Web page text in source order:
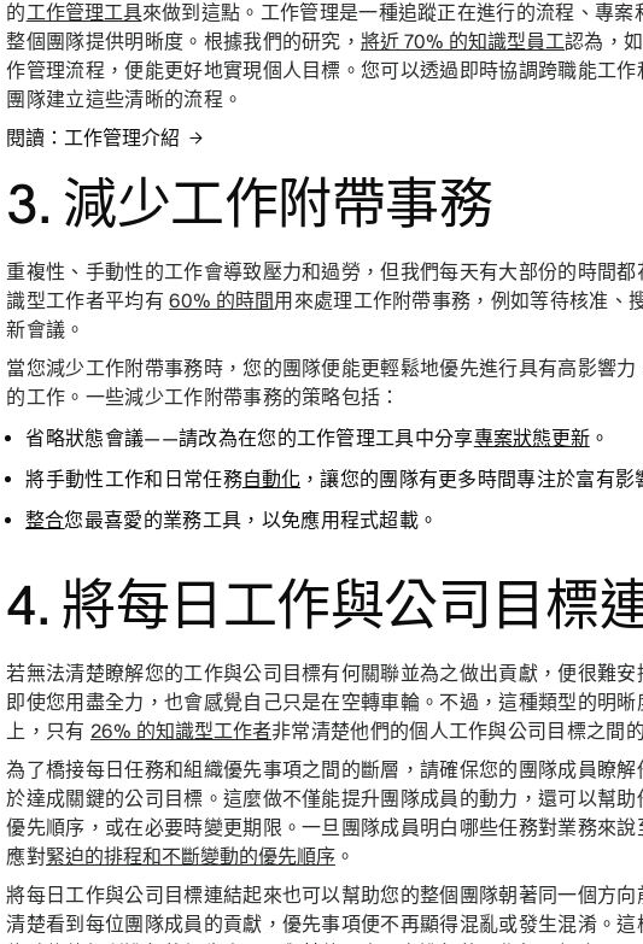
的工作管理工具來做到這點。工作管理是一種追蹤正在進行的流程、專案
整個團隊提供明晰度。根據我們的研究，將近 70% 的知識型員工認為，
作管理流程，便能更好地實現個人目標。您可以透過即時協調跨職能工作
團隊建立這些清晰的流程。
閱讀：工作管理介紹
3. 減少工作附帶事務
重複性、手動性的工作會導致壓力和過勞，但我們每天有大部份的時間都
識型工作者平均有60% 的時間用來處理工作附帶事務，例如等待核准、
新會議。
當您減少工作附帶事務時，您的團隊便能更輕鬆地優先進行具有高影響力
的工作。一些減少工作附帶事務的策略包括：
省略狀態會議——請改為在您的工作管理工具中分享專案狀態更新。
將手動性工作和日常任務自動化，讓您的團隊有更多時間專注於富有影
整合您最喜愛的業務工具 ，以免應用程式超載。
4. 將每日工作與公司目標
若無法清楚瞭解您的工作與公司目標有何關聯並為之做出貢獻，便很難安
即使您用盡全力，也會感覺自己只是在空轉車輪。不過，這種類型的明
上，只有 26% 的知識型工作者非常清楚他們的個人工作與公司目標之間
為了橋接每日任務和組織優先事項之間的斷層，請確保您的團隊成員瞭解
於達成關鍵的公司目標。這麼做不僅能提升團隊成員的動力，還可以幫助
優先順序，或在必要時變更期限。一旦團隊成員明白哪些任務對業務來
應對緊迫的排程和不斷變動的優先順序 。
將每日工作與公司目標連結起來也可以幫助您的整個團隊朝著同一個方向
清楚看到每位團隊成員的貢獻，優先事項便不再顯得混亂或發生混淆。